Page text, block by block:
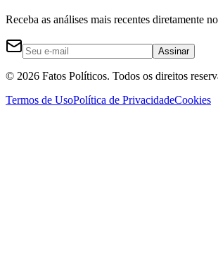
Receba as análises mais recentes diretamente
Assinar
© 2026 Fatos Políticos. Todos os direitos
Termos de UsoPolítica de PrivacidadeCookies